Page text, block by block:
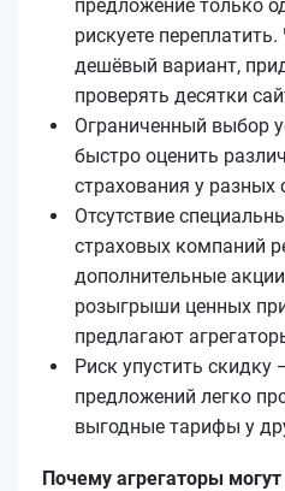
предложение только
рискуете
дешёвый вариант,
проверять десятки
Ограниченный выбор
быстро оценить
страхования у разных
Отсутствие
страховых компаний
дополнительные
розыгрыши ценных
предлагают
Риск упустить скидку
предложений легко
выгодные тарифы у
Почему агрегаторы